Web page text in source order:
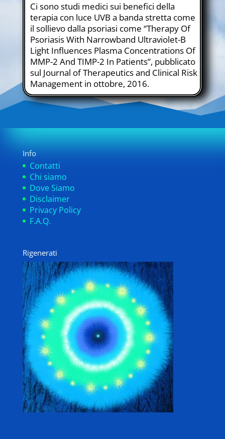
Ci sono studi medici sui benefici della
terapia con luce UVB a banda stretta come
il sollievo dalla psoriasi come “Therapy Of
Psoriasis With Narrowband Ultraviolet-B
Light Influences Plasma Concentrations Of
MMP-2 And TIMP-2 In Patients”, pubblicato
sul Journal of Therapeutics and Clinical Risk
Management in ottobre, 2016.
Info
Contatti
Chi siamo
Dove Siamo
Disclaimer
Privacy Policy
F.A.Q.
Rigenerati